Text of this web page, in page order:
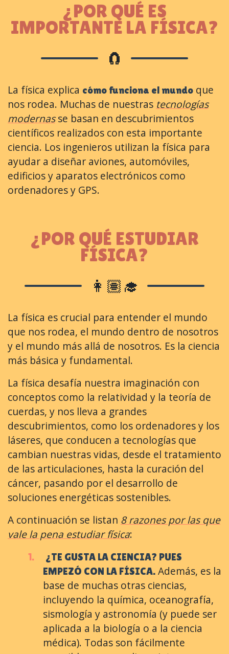
¿POR QUÉ ES
IMPORTANTE LA FÍSICA?
🧲
La física explica cómo funciona el mundo que
nos rodea. Muchas de nuestras tecnologías
modernasse basan en descubrimientos
científicos realizados con esta importante
ciencia. Los ingenieros utilizan la física para
ayudar a diseñar aviones, automóviles,
edificios y aparatos electrónicos como
ordenadores y GPS.
¿POR QUÉ ESTUDIAR
FÍSICA?
👩🏽‍🎓
La física es crucial para entender el mundo
que nos rodea, el mundo dentro de nosotros
y el mundo más allá de nosotros. Es la ciencia
más básica y fundamental.
La física desafía nuestra imaginación con
conceptos como la relatividad y la teoría de
cuerdas, y nos lleva a grandes
descubrimientos, como los ordenadores y los
láseres, que conducen a tecnologías que
cambian nuestras vidas, desde el tratamiento
de las articulaciones, hasta la curación del
cáncer, pasando por el desarrollo de
soluciones energéticas sostenibles.
A continuación se listan 8 razones por las que
vale la pena estudiar física:
¿TE GUSTA LA CIENCIA? PUES
EMPEZÓ CON LA FÍSICA.Además, es la
base de muchas otras ciencias,
incluyendo la química, oceanografía,
sismología y astronomía (y puede ser
aplicada a la biología o a la ciencia
médica). Todas son fácilmente